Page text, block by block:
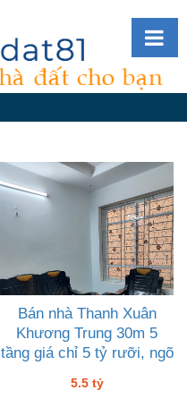
Bán nhà Thanh Xuân
Khương Trung 30m 5
tầng giá chỉ 5 tỷ rưỡi, ngõ
5.5 tỷ